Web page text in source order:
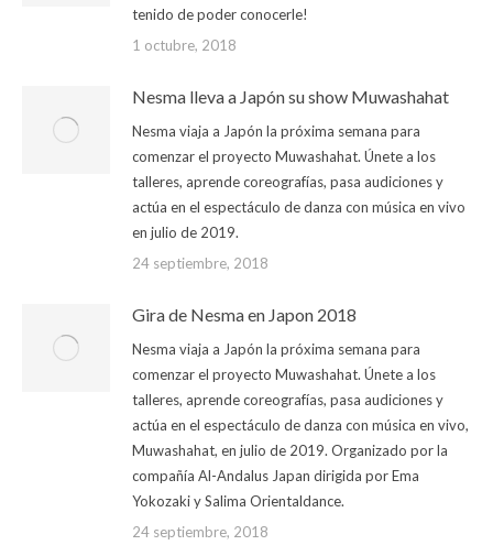
tenido de poder conocerle!
1 octubre, 2018
Nesma lleva a Japón su show Muwashahat
Nesma viaja a Japón la próxima semana para
comenzar el proyecto Muwashahat. Únete a los
talleres, aprende coreografías, pasa audiciones y
actúa en el espectáculo de danza con música en vivo
en julio de 2019.
24 septiembre, 2018
Gira de Nesma en Japon 2018
Nesma viaja a Japón la próxima semana para
comenzar el proyecto Muwashahat. Únete a los
talleres, aprende coreografías, pasa audiciones y
actúa en el espectáculo de danza con música en vivo,
Muwashahat, en julio de 2019. Organizado por la
compañía Al-Andalus Japan dirigida por Ema
Yokozaki y Salima Orientaldance.
24 septiembre, 2018